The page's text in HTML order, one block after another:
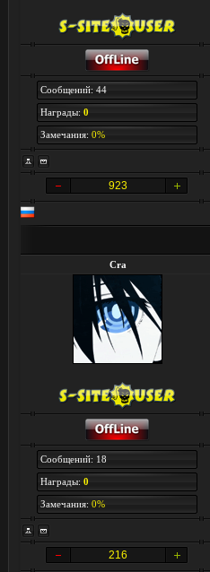
Сообщений: 44
Награды: 0
Замечания: 0%
923
Cra
Сообщений: 18
Награды: 0
Замечания: 0%
216